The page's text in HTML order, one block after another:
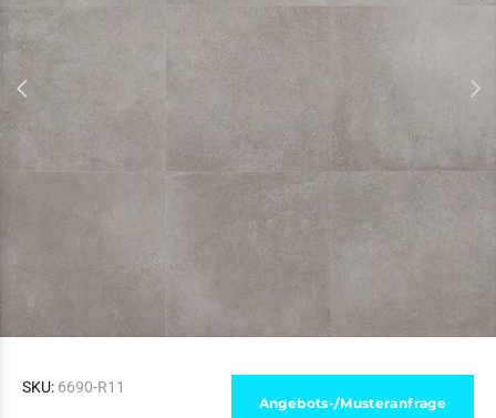
Angebots-/Musteranfrage
SKU: 6690-R11